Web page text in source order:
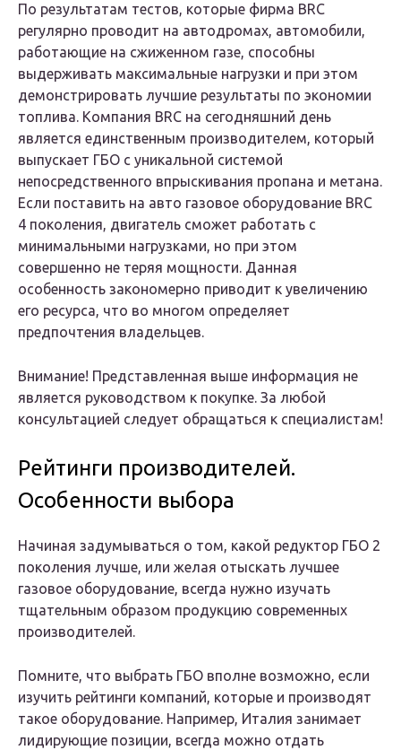
По результатам тестов, которые фирма BRC
регулярно проводит на автодромах, автомобили,
работающие на сжиженном газе, способны
выдерживать максимальные нагрузки и при этом
демонстрировать лучшие результаты по экономии
топлива. Компания BRC на сегодняшний день
является единственным производителем, который
выпускает ГБО с уникальной системой
непосредственного впрыскивания пропана и метана.
Если поставить на авто газовое оборудование BRC
4 поколения, двигатель сможет работать с
минимальными нагрузками, но при этом
совершенно не теряя мощности. Данная
особенность закономерно приводит к увеличению
его ресурса, что во многом определяет
предпочтения владельцев.
Внимание! Представленная выше информация не
является руководством к покупке. За любой
консультацией следует обращаться к специалистам!
Рейтинги производителей.
Особенности выбора
Начиная задумываться о том, какой редуктор ГБО 2
поколения лучше, или желая отыскать лучшее
газовое оборудование, всегда нужно изучать
тщательным образом продукцию современных
производителей.
Помните, что выбрать ГБО вполне возможно, если
изучить рейтинги компаний, которые и производят
такое оборудование. Например, Италия занимает
лидирующие позиции, всегда можно отдать